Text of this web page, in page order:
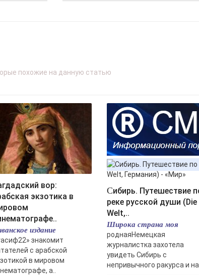
экзотика в
издание
знакомит
с арабской
в мировом
а..
Сибирь. Путешествие по
реке русской души (Die
Welt,..
Широка страна моя
роднаяНемецкая
журналистка захотела
увидеть Сибирь с
непривычного ракурса и на..